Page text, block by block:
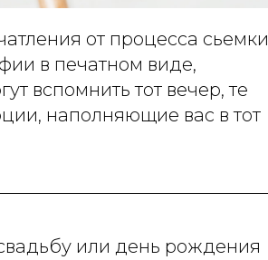
от процесса сьемки
в печатном виде,
вспомнить тот вечер, те
наполняющие вас в тот
или день рождения